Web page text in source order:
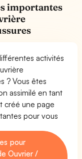
importantes
activités
? Vous êtes
assimilé en tant
créé une page
pour vous
pour
Ouvrier /